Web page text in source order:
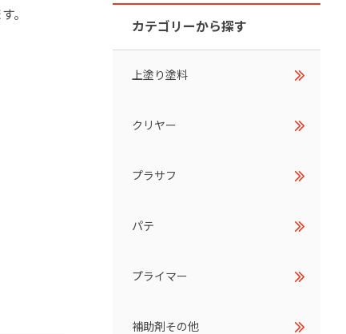
THERMOEYE サーモアイ
ダンジオーラシステム
いて
。
カテゴリーから探す
上塗り塗料
クリヤー
プラサフ
パテ
プライマー
補助剤その他